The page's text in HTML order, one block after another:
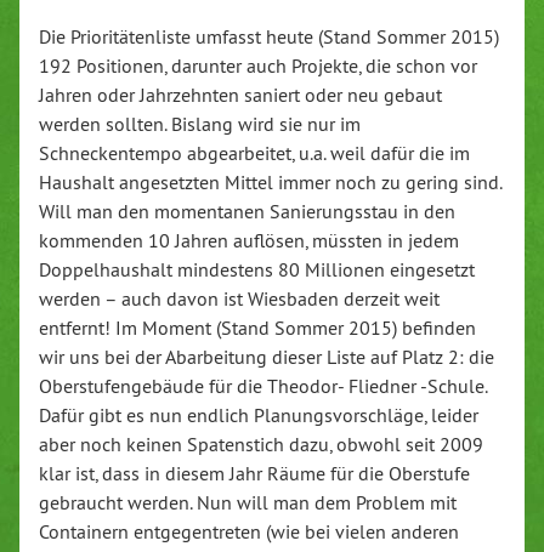
Die Prioritätenliste umfasst heute (Stand Sommer 2015)
192 Positionen, darunter auch Projekte, die schon vor
Jahren oder Jahrzehnten saniert oder neu gebaut
werden sollten. Bislang wird sie nur im
Schneckentempo abgearbeitet, u.a. weil dafür die im
Haushalt angesetzten Mittel immer noch zu gering sind.
Will man den momentanen Sanierungsstau in den
kommenden 10 Jahren auflösen, müssten in jedem
Doppelhaushalt mindestens 80 Millionen eingesetzt
werden – auch davon ist Wiesbaden derzeit weit
entfernt! Im Moment (Stand Sommer 2015) befinden
wir uns bei der Abarbeitung dieser Liste auf Platz 2: die
Oberstufengebäude für die Theodor- Fliedner -Schule.
Dafür gibt es nun endlich Planungsvorschläge, leider
aber noch keinen Spatenstich dazu, obwohl seit 2009
klar ist, dass in diesem Jahr Räume für die Oberstufe
gebraucht werden. Nun will man dem Problem mit
Containern entgegentreten (wie bei vielen anderen